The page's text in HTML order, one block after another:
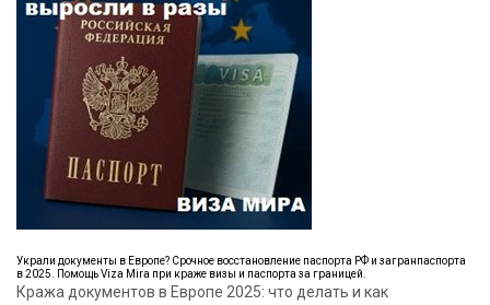
Украли документы в Европе? Срочное восстановление паспорта РФ и загранпаспорта
в 2025. Помощь Viza Mira при краже визы и паспорта за границей.
Кража документов в Европе 2025: что делать и как